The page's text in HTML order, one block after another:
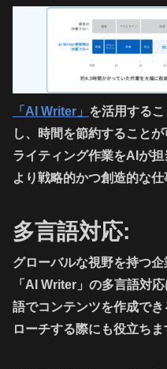
「AI Writer」 を活用する
し、時間を節約すること
ライティング作業をAIが
より戦略的かつ創造的な仕
多言語対応:
グローバルな視野を持つ企
「AI Writer」の多言語対
語でコンテンツを作成で
ローチする際にも役立ちま